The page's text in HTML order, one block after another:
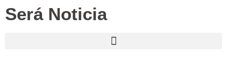
Será Noticia